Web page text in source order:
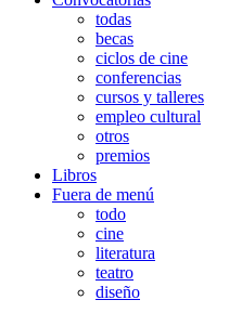
todas
becas
ciclos de cine
conferencias
cursos y talleres
empleo cultural
otros
premios
Libros
Fuera de menú
todo
cine
literatura
teatro
diseño